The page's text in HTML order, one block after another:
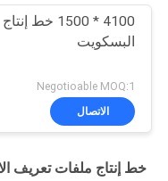
4100 * 1500 خط إنتاج
البسكويت
Negotioable MOQ:1
الاتصال
خط إنتاج ملفات تعريف